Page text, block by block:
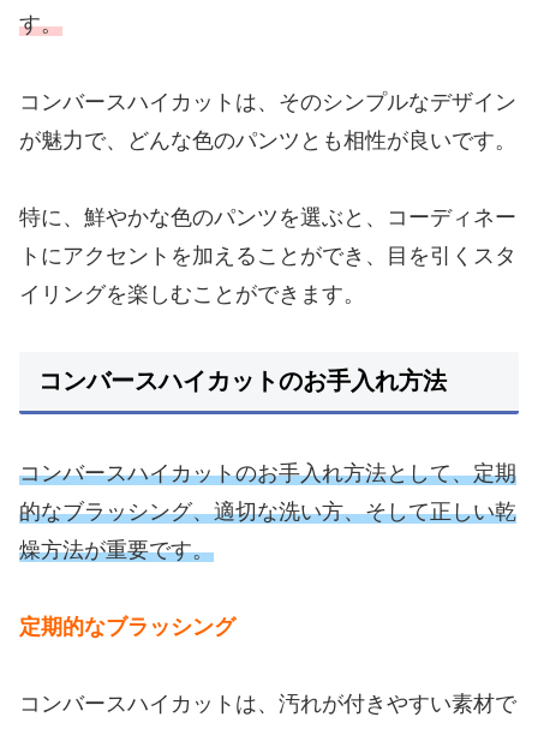
す。
コンバースハイカットは、そのシンプルなデザイン
が魅力で、どんな色のパンツとも相性が良いです。
特に、鮮やかな色のパンツを選ぶと、コーディネー
トにアクセントを加えることができ、目を引くスタ
イリングを楽しむことができます。
コンバースハイカットのお手入れ方法
コンバースハイカットのお手入れ方法として、定期
的なブラッシング、適切な洗い方、そして正しい乾
燥方法が重要です。
定期的なブラッシング
コンバースハイカットは、汚れが付きやすい素材で